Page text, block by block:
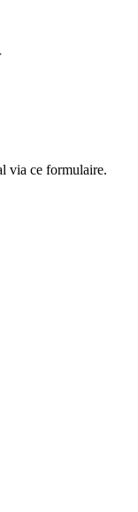
via ce formulaire.